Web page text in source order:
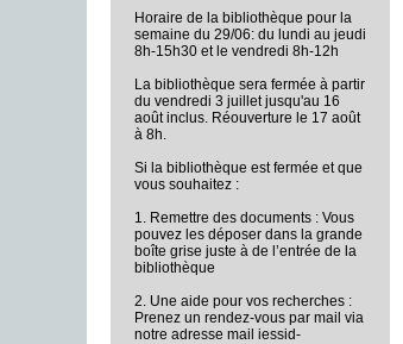
Horaire de la bibliothèque pour la
semaine du 29/06: du lundi au jeudi
8h-15h30 et le vendredi 8h-12h
La bibliothèque sera fermée à partir
du vendredi 3 juillet jusqu'au 16
août inclus. Réouverture le 17 août
à 8h.
Si la bibliothèque est fermée et que
vous souhaitez :
1. Remettre des documents : Vous
pouvez les déposer dans la grande
boîte grise juste à de l’entrée de la
bibliothèque
2. Une aide pour vos recherches :
Prenez un rendez-vous par mail via
notre adresse mail iessid-